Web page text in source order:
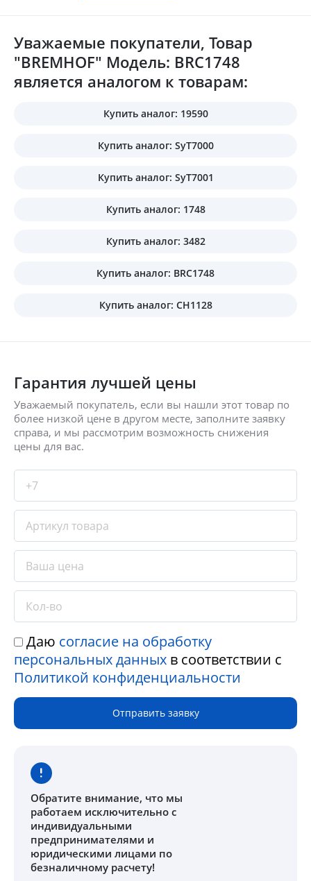
Уважаемые покупатели, Товар
"BREMHOF" Модель: BRC1748
является аналогом к товарам:
Купить аналог: 19590
Купить аналог: SyT7000
Купить аналог: SyT7001
Купить аналог: 1748
Купить аналог: 3482
Купить аналог: BRC1748
Купить аналог: CH1128
Гарантия лучшей цены
Уважаемый покупатель, если вы нашли этот товар по
более низкой цене в другом месте, заполните заявку
справа, и мы рассмотрим возможность снижения
цены для вас.
Даю согласие на обработку
персональных данных в соответствии с
Политикой конфиденциальности
Отправить заявку
Обратите внимание, что мы
работаем исключительно с
индивидуальными
предпринимателями и
юридическими лицами по
безналичному расчету!